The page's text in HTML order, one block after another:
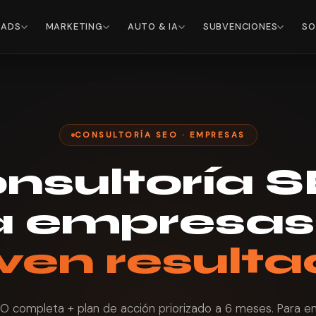
MARKETING AUTO & IA SUBVENCIONES
CONSULTORÍA SEO · EMPRESAS
completa + plan de acción priorizado a 6 meses. Para